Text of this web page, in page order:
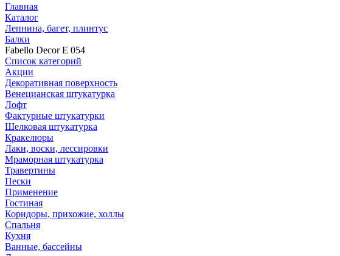
Главная
Каталог
Лепнина, багет, плинтус
Балки
Fabello Decor E 054
Список категорий
Акции
Декоративная поверхность
Венецианская штукатурка
Лофт
Фактурные штукатурки
Шелковая штукатурка
Кракелюры
Лаки, воски, лессировки
Мраморная штукатурка
Травертины
Пески
Применение
Гостиная
Коридоры, прихожие, холлы
Спальня
Кухня
Ванные, бассейны